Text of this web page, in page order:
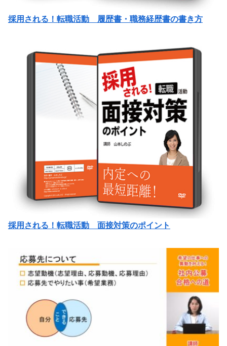
採用される！転職活動 履歴書・職務経歴書の書き方
採用される！転職活動 面接対策のポイント